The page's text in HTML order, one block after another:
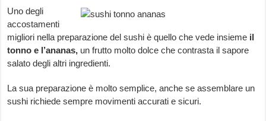
Uno degli
accostamenti
migliori nella preparazione del sushi è quello che vede insieme il
tonno e l’ananas, un frutto molto dolce che contrasta il sapore
salato degli altri ingredienti.
La sua preparazione è molto semplice, anche se assemblare un
sushi richiede sempre movimenti accurati e sicuri.